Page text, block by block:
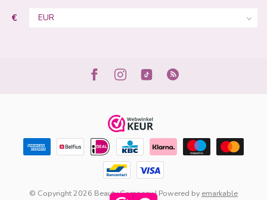
€
© Copyright 2026 Beauty Company | Powered by emarkable